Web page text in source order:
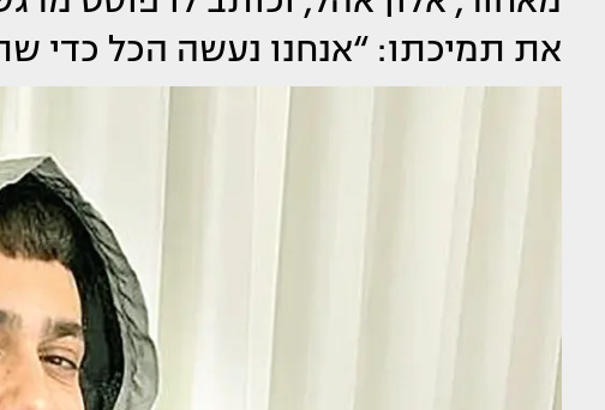
את תמיכתו: “אנחנו נעשה הכל כדי